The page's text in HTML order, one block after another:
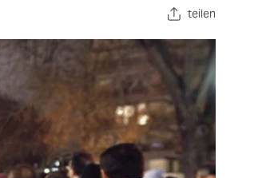
teilen